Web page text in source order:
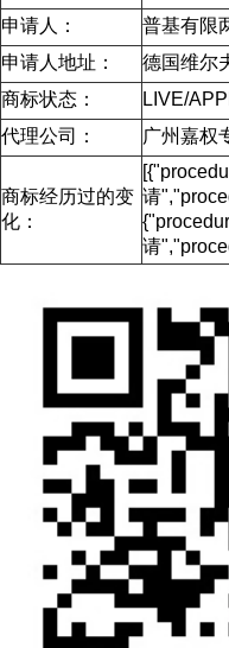
申请人：
普基有限
申请人地址：
德国维尔
商标状态：
LIVE/
代理公司：
广州嘉权
商标经历过的变
化：
请
请